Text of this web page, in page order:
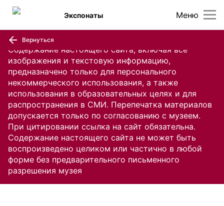
Содержание настоящего сайта, включая все
изображения и текстовую информацию,
предназначено только для персонального
некоммерческого использования, а также
использования в образовательных целях и для
распространения в СМИ. Перепечатка материалов
допускается только по согласованию с музеем.
При цитировании ссылка на сайт обязательна.
Содержание настоящего сайта не может быть
воспроизведено целиком или частично в любой
форме без предварительного письменного
разрешения музея
Меню
Экспонаты
Вернуться